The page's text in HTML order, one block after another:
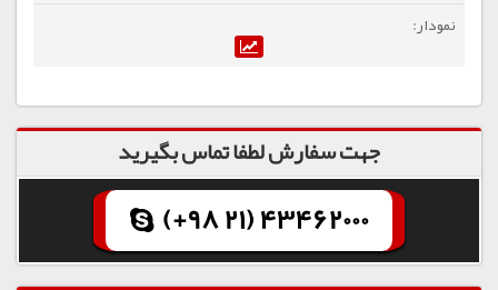
جهت سفارش لطفا تماس بگیرید
(+98 21) 43462000